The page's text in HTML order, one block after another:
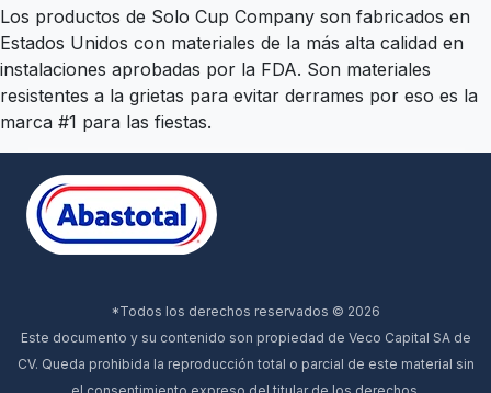
Los productos de Solo Cup Company son fabricados en
Estados Unidos con materiales de la más alta calidad en
instalaciones aprobadas por la FDA. Son materiales
resistentes a la grietas para evitar derrames por eso es la
marca #1 para las fiestas.
*Todos los derechos reservados © 2026
Este documento y su contenido son propiedad de Veco Capital SA de
CV. Queda prohibida la reproducción total o parcial de este material sin